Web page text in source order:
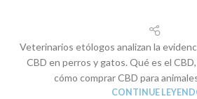
Veterinarios etólogos analizan la
CBD en perros y gatos. Qué es el
cómo comprar CBD para
CONTINUE